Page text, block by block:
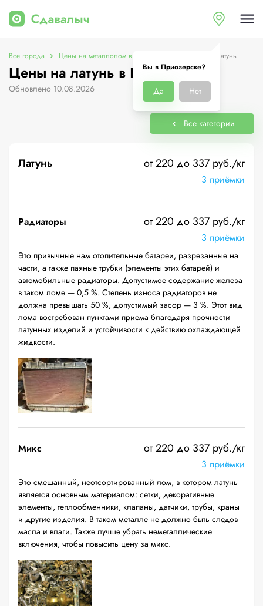
Вы в Приозерске?
Да Нет
Все города Цены на металлолом в Приозерске Цены на латунь
Цены на латунь в Приозерске
Обновлено 10.08.2026
Все категории
Латунь от 220 до 337 руб./кг
3 приёмки
Радиаторы от 220 до 337 руб./кг
3 приёмки
Это привычные нам отопительные батареи, разрезанные на
части, а также паяные трубки (элементы этих батарей) и
автомобильные радиаторы. Допустимое содержание железа
в таком ломе — 0,5 %. Степень износа радиаторов не
должна превышать 50 %, допустимый засор — 3 %. Этот вид
лома востребован пунктами приема благодаря прочности
латунных изделий и устойчивости к действию охлаждающей
жидкости.
Микс от 220 до 337 руб./кг
3 приёмки
Это смешанный, неотсортированный лом, в котором латунь
является основным материалом: сетки, декоративные
элементы, теплообменники, клапаны, датчики, трубы, краны
и другие изделия. В таком металле не должно быть следов
масла и влаги. Также лучше убрать неметаллические
включения, чтобы повысить цену за микс.